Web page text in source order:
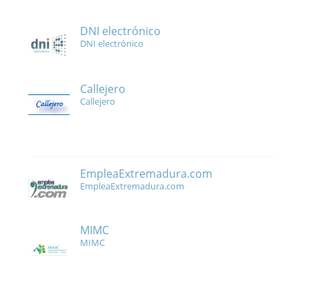
DNI electrónico
DNI electrónico
Callejero
Callejero
EmpleaExtremadura.com
EmpleaExtremadura.com
MIMC
MIMC